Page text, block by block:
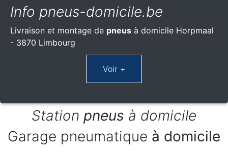
Info pneus-domicile.be
Livraison et montage de pneus à domicile Horpmaal
- 3870 Limbourg
Station pneus à domicile
Garage pneumatique à domicile